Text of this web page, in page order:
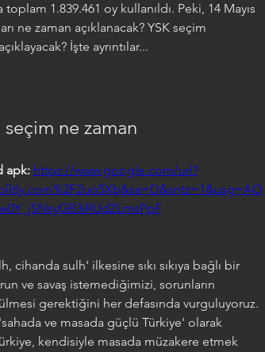
toplam 1.839.461 oy kullanıldı. Peki, 14 Mayıs
ne zaman açıklanacak? YSK seçim
İşte ayrıntılar...
seçim ne zaman
apk: https://www.google.com/url?
cihanda sulh' ilkesine sıkı sıkıya bağlı bir
ve savaş istemediğimizi, sorunların
gerektiğini her defasında vurguluyoruz.
ve masada güçlü Türkiye' olarak
kendisiyle masada müzakere etmek